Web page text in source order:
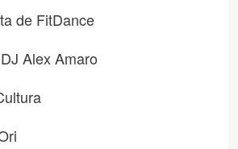
de FitDance
Alex Amaro